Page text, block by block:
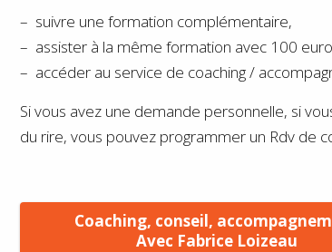
– suivre une formation complémentaire,
– assister à la même formation avec 100
– accéder au service de coaching /
Si vous avez une demande personnelle, si
du rire, vous pouvez programmer un Rdv de
Coaching, conseil,
Avec Fabrice Loizeau